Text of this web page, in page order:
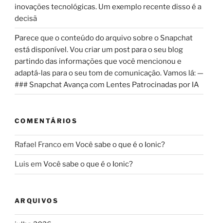
inovações tecnológicas. Um exemplo recente disso é a
decisã
Parece que o conteúdo do arquivo sobre o Snapchat
está disponível. Vou criar um post para o seu blog
partindo das informações que você mencionou e
adaptá-las para o seu tom de comunicação. Vamos lá: —
### Snapchat Avança com Lentes Patrocinadas por IA
COMENTÁRIOS
Rafael Francoem Você sabe o que é o Ionic?
Luis em Você sabe o que é o Ionic?
ARQUIVOS